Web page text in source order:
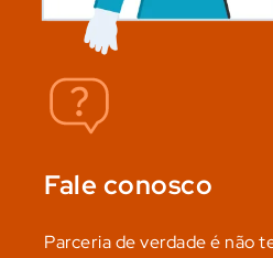
Fale conosco
Parceria de verdade é não